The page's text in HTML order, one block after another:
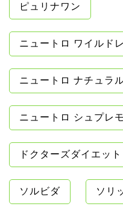
ピュリナワン
ニュートロ ワイルド
ニュートロ ナチュラ
ニュートロ シュプレモ
ドクターズダイエット
ソルビダ ソリ